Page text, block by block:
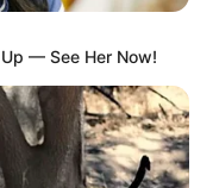
essa Arte que é
de
— See Her Now!